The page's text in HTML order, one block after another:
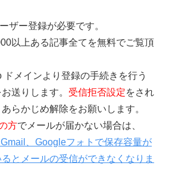
ザー登録が必要です。
以上ある記事全てを無料でご覧頂
ドメインより登録の手続きを行う
送りします。 受信拒否設定をされ
らかじめ解除をお願いします。
方でメールが届かない場合は、
、Googleフォトで保存容量が
るとメールの受信ができなくなりま